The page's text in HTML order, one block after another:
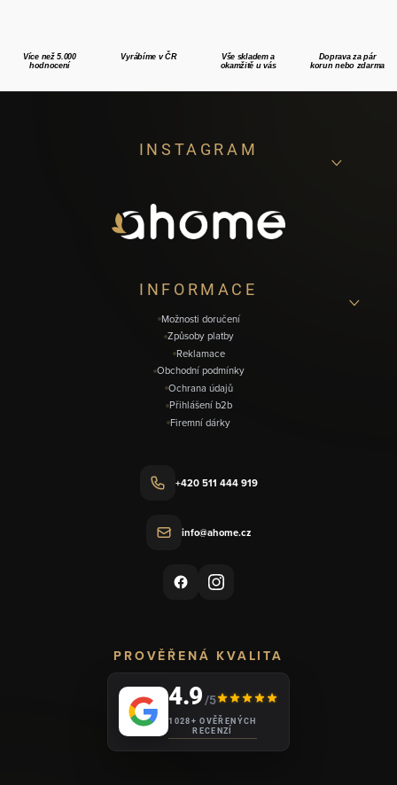
Více než 5.000
hodnocení
Vyrábíme v ČR
Vše skladem a
okamžitě u vás
Doprava za pár
korun nebo zdarma
INSTAGRAM
INFORMACE
Možnosti doručení
Způsoby platby
Reklamace
Obchodní podmínky
Ochrana údajů
Přihlášení b2b
Firemní dárky
+420 511 444 919
info@ahome.cz
PROVĚŘENÁ KVALITA
4.9/5
1028+ OVĚŘENÝCH
RECENZÍ